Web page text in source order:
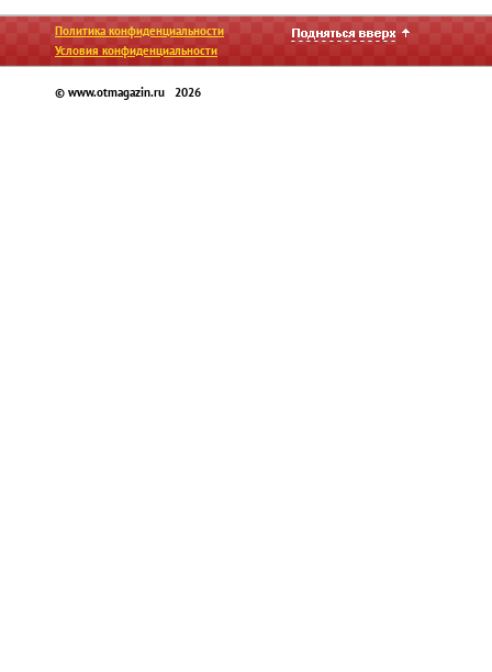
Политика конфиденциальности
Условия конфиденциальности
© www.otmagazin.ru 2026